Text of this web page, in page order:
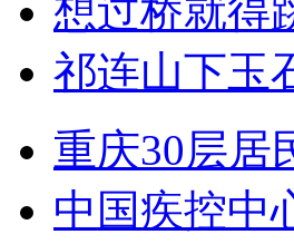
想过桥就得
祁连山下玉
重庆30层
中国疾控中